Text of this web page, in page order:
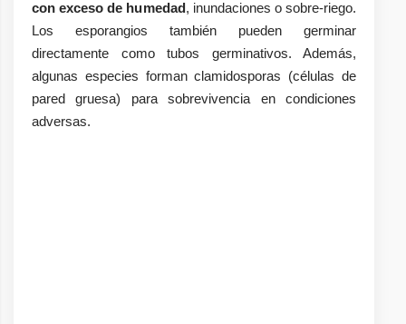
con exceso de humedad, inundaciones o sobre-riego.
Los esporangios también pueden germinar
directamente como tubos germinativos. Además,
algunas especies forman clamidosporas (células de
pared gruesa) para sobrevivencia en condiciones
adversas.